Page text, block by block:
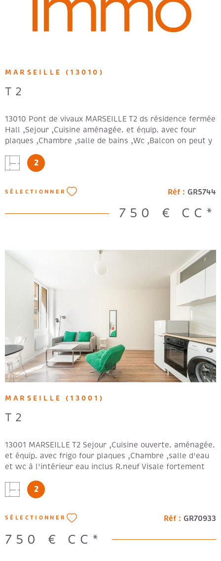
MARSEILLE (13010)
T2
13010 Pont de vivaux MARSEILLE T2 ds résidence fermée
Hall ,Sejour ,Cuisine aménagée. et équip. avec four
plaques ,Chambre ,salle de bains ,Wc ,Balcon on peut y
Loyer: 600 € + 150 € de provisions de charges. Forfait:
410€ - DPE en cours -
2
SÉLECTIONNER Réf : GR5744
750 € CC*
MARSEILLE (13001)
T2
13001 MARSEILLE T2 Sejour ,Cuisine ouverte. aménagée.
et équip. avec frigo four plaques ,Chambre ,salle d'eau
et wc à l'intérieur eau inclus R.neuf Visale fortement
charges. Forfait: 410€ - DPE en cours -
2
SÉLECTIONNER Réf : GR70933
750 € CC*
VOIR LE BIEN